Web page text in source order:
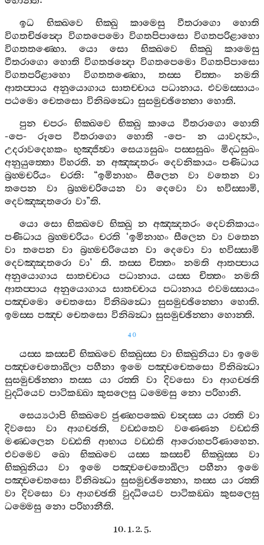
ඉධ
භික‍්ඛවෙ භික‍්ඛු කාමෙසු වීතරාගො
හොති
විගතචිඡන්‍දො විගතපෙමො විගතපිපාසො විගතපරිළාහො
විගතතණ‍්හො.යො සො භික‍්ඛවෙ භික‍්ඛු
කාමෙසු
වීතරාගො හොති විගතඡන්‍දො විගතපෙමො විගතපිපාසො
විගතපරිළාහො
විගතතණ‍්හො, තස‍්ස චිත‍්තං
නමති
ආතප‍්පාය අනුයොගාය සාතච‍්චාය පධානාය. එවමස‍්සායං
පඨමො චෙතසො විනිබන්‍ධො සුසමුච‍්ඡින‍්නො හොති.
පුන
චපරං භික‍්ඛවෙ භික‍්ඛු කායෙ වීතරාගො
හොති
-පෙ-රූපෙ වීතරාගො හොති -පෙ- න යාවදත්‍ථං,
උදරාවදෙහකං භුඤ‍්ජිත්‍වා සෙය්‍යසුඛං පස‍්සසුඛං මිද‍්ධසුඛං
අනුයුත‍්තො විහරති.න අඤ‍්ඤතරං දෙවනිකායං පණිධාය
බ්‍රහ‍්මචරියං
චරති: “ඉමිනාහං සීලෙන වා වතෙන
වා
තපෙන
වා බ්‍රහ‍්මචරියෙන වා දෙවො වා භවිස‍්සාමි,
දෙවඤ‍්ඤතරො වා”ති.
යො සො භික‍්ඛවෙ භික‍්ඛු න අඤ‍්ඤතරං දෙවනිකායං
පණිධාය බ්‍රහ‍්මචරියං චරති ‘ඉමිනාහං සීලෙන වා වතෙන
වා
තපෙන වා බ්‍රහ‍්මචරියෙන වා දෙවො වා
භවිස‍්සාමි
දෙවඤ‍්ඤතරො
වා’ ති.තස‍්ස චිත‍්තං නමති
ආතප‍්පාය
අනුයොගාය
සාතච‍්චාය පධානාය.යස‍්ස චිත‍්තං
නමති
ආතප‍්පාය
අනුයොගාය සාතච‍්චාය පධානාය එවමස‍්සායං
පඤ‍්චමො
චෙතසො විනිබන්‍ධො සුසමුච‍්ඡින‍්නො හොති.
ඉමස‍්ස පඤ‍්ච චෙතසො විනිබන්‍ධා සුසමුච‍්ඡින‍්නා හොන‍්ති.
40
යස‍්ස කස‍්සචි භික‍්ඛවෙ භික‍්ඛුස‍්ස වා භික‍්ඛුනියා වා ඉමෙ
පඤ‍්චචෙතොඛිලා පහීනා ඉමෙ පඤ‍්චචෙතසො විනිබන්‍ධා
සුසමුච‍්ඡින‍්නා
තස‍්ස යා රත‍්ති වා දිවසො වා
ආගච‍්ඡති
වුද‍්ධියෙව පාටිකඞ‍්ඛා කුසලෙසු ධම‍්මෙසු නො පරිහානි.
සෙය්‍යථාපි භික‍්ඛවෙ ජුණ‍්හපක‍්ඛෙ චන්‍දස‍්ස යා රත‍්ති වා
දිවසො
වා ආගච‍්ඡති, වඩ‍්ඪතෙව වණ‍්ණෙන
වඩ‍්ඪති
මණ‍්ඩලෙන
වඩ‍්ඪති ආභාය වඩ‍්ඪති ආරොහපරිණාහෙන.
එවමෙව
ඛො භික‍්ඛවෙ යස‍්ස කස‍්සචි භික‍්ඛුස‍්ස
වා
භික‍්ඛුනියා
වා ඉමෙ පඤ‍්චචෙතොඛිලා පහීනා
ඉමෙ
පඤ‍්චචෙතසො විනිබන්‍ධා සුසමුච‍්ඡින‍්නො, තස‍්ස යා රත‍්ති
වා දිවසො වා ආගච‍්ඡති වුද‍්ධියෙව පාටිකඞ‍්ඛා කුසලෙසු
ධම‍්මෙසු නො පරිහානීති.
10. 1. 2. 5.